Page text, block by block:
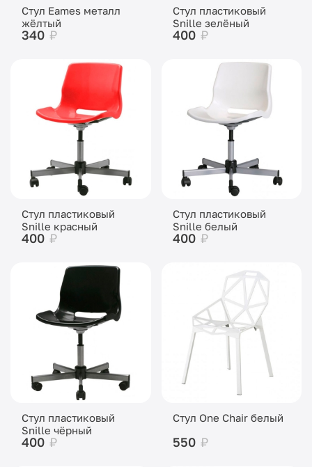
Стул Eames металл
жёлтый
340 ₽
Стул пластиковый
Snille зелёный
400 ₽
Стул пластиковый
Snille красный
400 ₽
Стул пластиковый
Snille белый
400 ₽
Стул пластиковый
Snille чёрный
400 ₽
Стул One Chair белый
550 ₽